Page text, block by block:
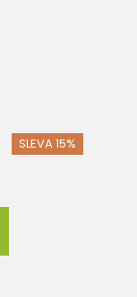
SLEVA 15%